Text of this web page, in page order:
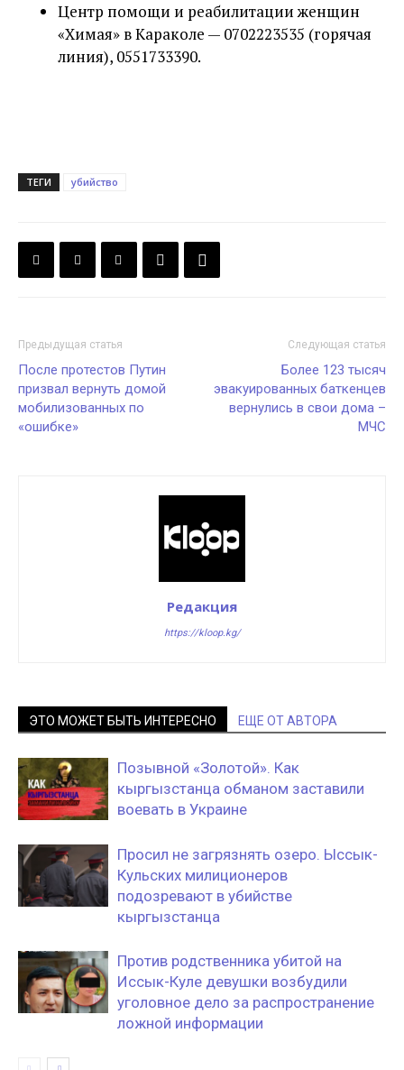
Центр помощи и реабилитации женщин
«Химая» в Караколе — 0702223535 (горячая
линия), 0551733390.
ТЕГИ убийство
Предыдущая статья
После протестов Путин
призвал вернуть домой
мобилизованных по
«ошибке»
Следующая статья
Более 123 тысяч
эвакуированных баткенцев
вернулись в свои дома –
МЧС
Редакция
https://kloop.kg/
ЭТО МОЖЕТ БЫТЬ ИНТЕРЕСНО ЕЩЕ ОТ АВТОРА
Позывной «Золотой». Как
кыргызстанца обманом заставили
воевать в Украине
Просил не загрязнять озеро. Ыссык-
Кульских милиционеров
подозревают в убийстве
кыргызстанца
Против родственника убитой на
Иссык-Куле девушки возбудили
уголовное дело за распространение
ложной информации